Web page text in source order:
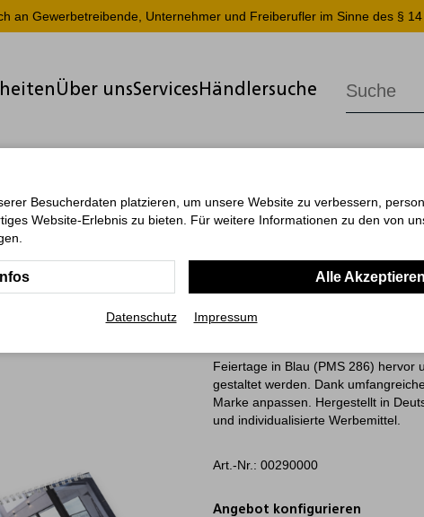
an Gewerbetreibende, Unternehmer und Freiberufler im Sinne des §
Über unsServicesHändlersuche
Compact,
Der Tisch-Querkalender Compact
individuelle
bietet er eine klare
Notizraum und 3-Monats-
Feiertage in Blau (PMS 286) hervor
gestaltet werden. Dank
Marke anpassen. Hergestellt in
und individualisierte Werbemittel.
Art.-Nr.: 00290000
Angebot konfigurieren
Besucherdaten platzieren, um unsere Website zu verbessern,
Website-Erlebnis zu bieten. Für weitere Informationen zu den von
Alle Akzeptieren
Datenschutz Impressum